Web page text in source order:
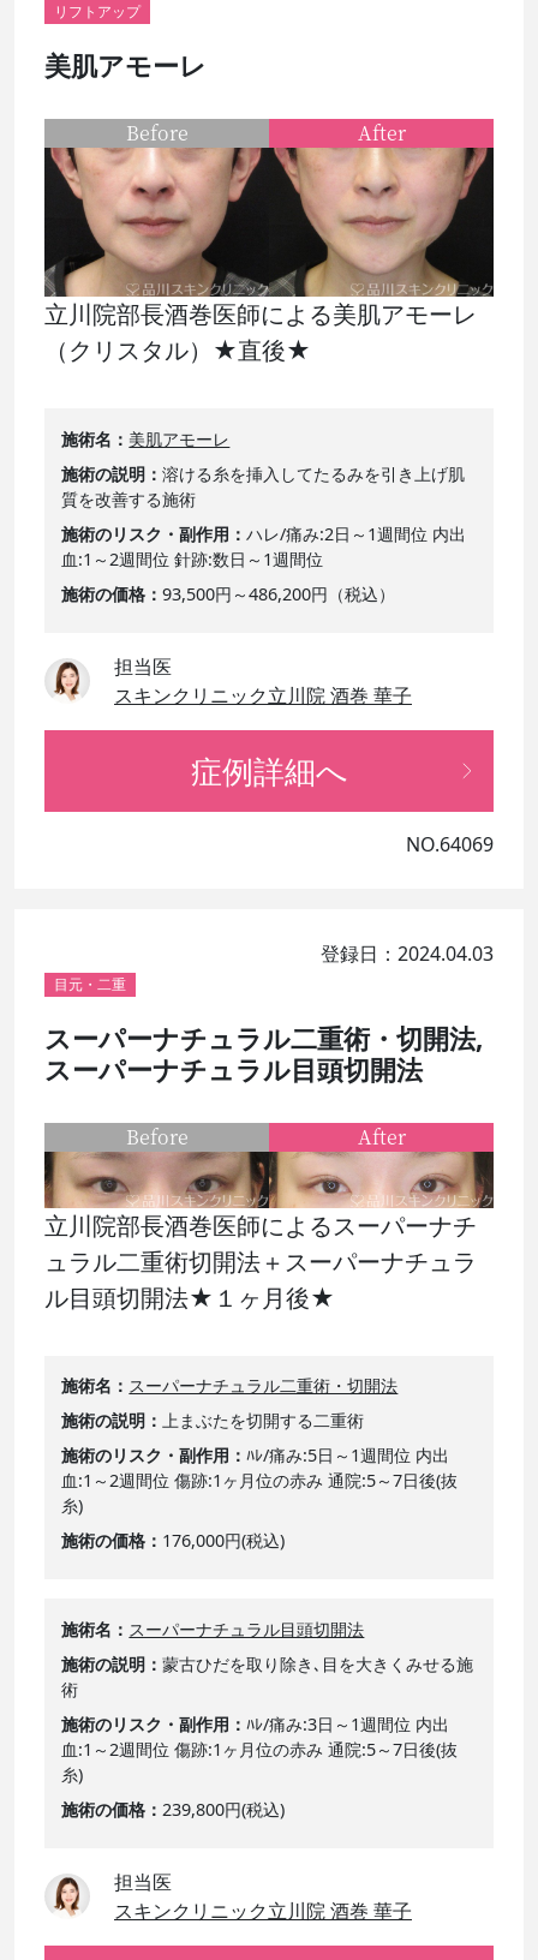
リフトアップ
美肌アモーレ
立川院部長酒巻医師による美肌アモーレ
（クリスタル）★直後★
施術名
美肌アモーレ
施術の説明
溶ける糸を挿入してたるみを引き上げ肌
質を改善する施術
施術のリスク・副作用
ハレ/痛み:2日～1週間位 内出
血:1～2週間位 針跡:数日～1週間位
施術の価格
93,500円～486,200円（税込）
担当医
スキンクリニック立川院 酒巻 華子
Before After
症例詳細へ
NO.64069
登録日：2024.04.03
目元・二重
スーパーナチュラル二重術・切開法,
スーパーナチュラル目頭切開法
立川院部長酒巻医師によるスーパーナチ
ュラル二重術切開法＋スーパーナチュラ
ル目頭切開法★１ヶ月後★
施術名
スーパーナチュラル二重術・切開法
施術の説明
上まぶたを切開する二重術
施術のリスク・副作用
ﾊﾚ/痛み:5日～1週間位 内出
血:1～2週間位 傷跡:1ヶ月位の赤み 通院:5～7日後(抜
糸)
施術の価格
176,000円(税込)
施術名
スーパーナチュラル目頭切開法
施術の説明
蒙古ひだを取り除き､目を大きくみせる施
術
施術のリスク・副作用
ﾊﾚ/痛み:3日～1週間位 内出
血:1～2週間位 傷跡:1ヶ月位の赤み 通院:5～7日後(抜
糸)
施術の価格
239,800円(税込)
担当医
スキンクリニック立川院 酒巻 華子
Before After